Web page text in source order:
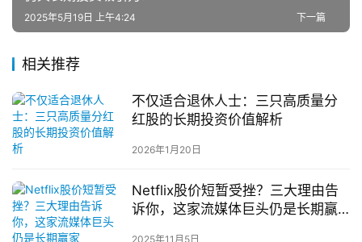
下一篇
2025年5月19日 上午4:24
相关推荐
不仅适合退休人士：三只高质量分
红股的长期投资价值解析
2026年1月20日
Netflix股价短暂受挫？三大理由告
诉你，这家流媒体巨头仍是长期赢
2025年11月5日